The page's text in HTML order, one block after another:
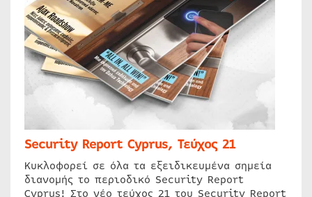
Security Report Cyprus, Τεύχος 21
Κυκλοφορεί σε όλα τα εξειδικευμένα σημεία
διανομής το περιοδικό Security Report
Cyprus! Στο νέο τεύχος 21 του Security Report